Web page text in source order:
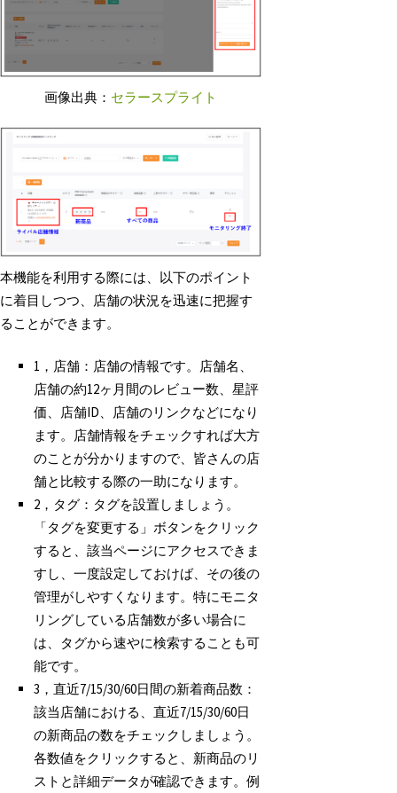
画像出典： セラースプライト
本機能を利用する際には、以下のポイント
に着目しつつ、店舗の状況を迅速に把握す
ることができます。
1，店舗：店舗の情報です。店舗名、
店舗の約12ヶ月間のレビュー数、星評
価、店舗ID、店舗のリンクなどになり
ます。店舗情報をチェックすれば大方
のことが分かりますので、皆さんの店
舗と比較する際の一助になります。
2，タグ：タグを設置しましょう。
「タグを変更する」ボタンをクリック
すると、該当ページにアクセスできま
すし、一度設定しておけば、その後の
管理がしやすくなります。特にモニタ
リングしている店舗数が多い場合に
は、タグから速やに検索することも可
能です。
3，直近7/15/30/60日間の新着商品数：
該当店舗における、直近7/15/30/60日
の新商品の数をチェックしましょう。
各数値をクリックすると、新商品のリ
ストと詳細データが確認できます。例